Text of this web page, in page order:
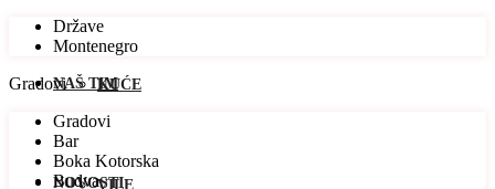
KUĆE
VILE
NAŠ TIM
NOVOSTI
Države
Montenegro
Gradovi
Gradovi
Bar
Boka Kotorska
Budva